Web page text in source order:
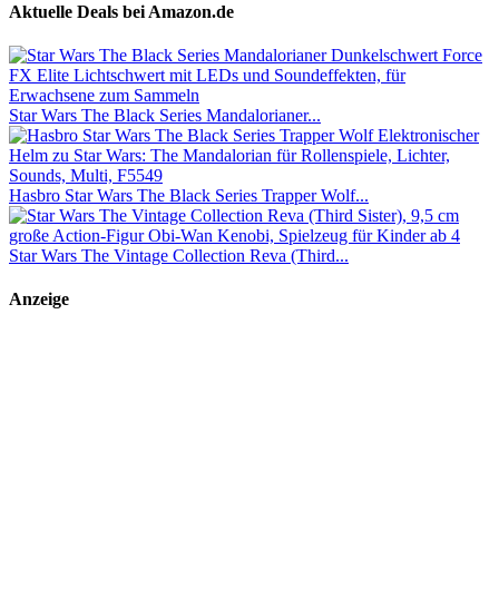
Aktuelle Deals bei Amazon.de
Star Wars The Black Series Mandalorianer...
Hasbro Star Wars The Black Series Trapper Wolf...
Star Wars The Vintage Collection Reva (Third...
Anzeige